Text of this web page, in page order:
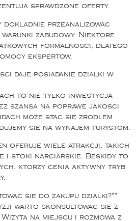
sprawdzone oferty.
dokladnie przeanalizowac
zabudowy. Niektore
formalnosci, dlatego
ekspertow.
daje posiadanie dzialki w
to nie tylko inwestycja
szansa na poprawe jakosci
moze stac sie zrodlem
sie na wynajem turystom.
oferuje wiele atrakcji, takich
i stoki narciarskie. Beskidy to
ktorzy cenia aktywny tryb
sie do zakupu dzialki?**
warto skonsultowac sie z
na miejscu i rozmowa z